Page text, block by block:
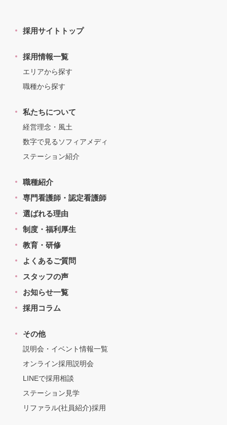
採用サイトトップ
採用情報一覧
エリアから探す
職種から探す
私たちについて
経営理念・風土
数字で見るソフィアメディ
ステーション紹介
職種紹介
専門看護師・認定看護師
選ばれる理由
制度・福利厚生
教育・研修
よくあるご質問
スタッフの声
お知らせ一覧
採用コラム
その他
説明会・イベント情報一覧
オンライン採用説明会
LINEで採用相談
ステーション見学
リファラル(社員紹介)採用